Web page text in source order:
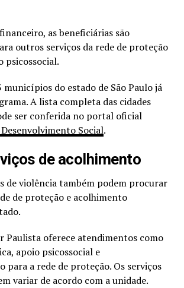
as beneficiárias são
outros serviços da rede de proteção
psicossocial.
do estado de São Paulo já
A lista completa das cidades
ser conferida no portal oficial
Social.
de acolhimento
de violência também podem procurar
de proteção e acolhimento
Paulista oferece atendimentos como
apoio psicossocial e
para a rede de proteção. Os serviços
variar de acordo com a unidade.